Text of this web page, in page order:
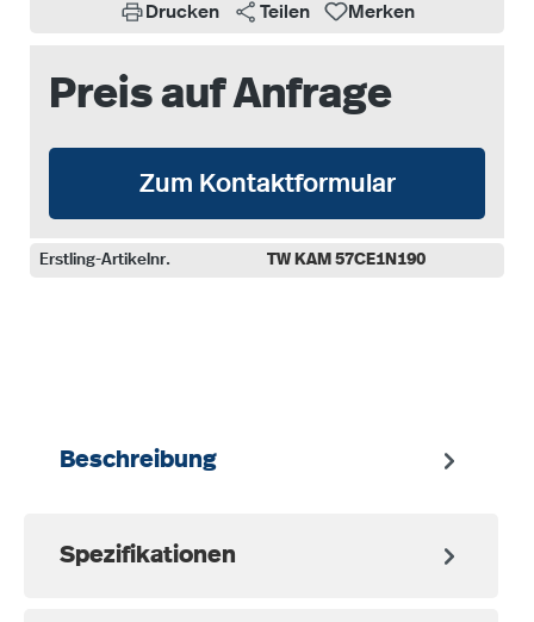
Drucken Teilen Merken
Preis auf Anfrage
Zum Kontaktformular
Erstling-Artikelnr. TW KAM 57CE1N190
Beschreibung
Spezifikationen